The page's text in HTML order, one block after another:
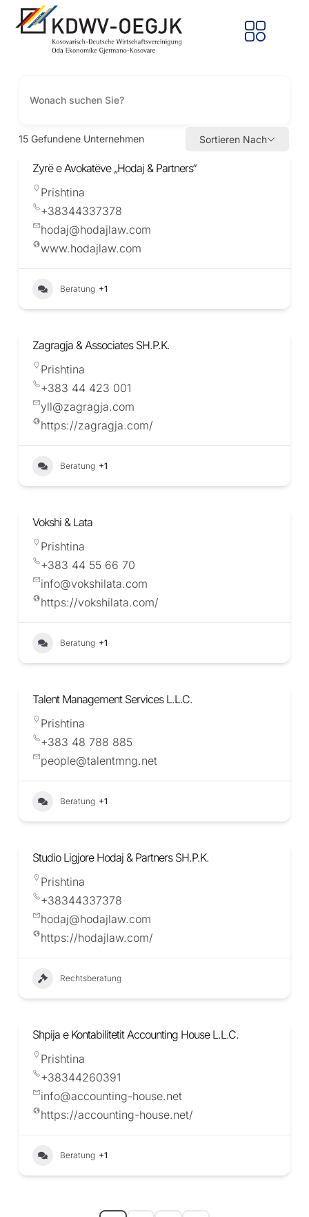
15 Gefundene Unternehmen Sortieren Nach
Zyrë e Avokatëve „Hodaj & Partners“
Prishtina
+38344337378
hodaj@hodajlaw.com
www.hodajlaw.com
Beratung +1
Zagragja & Associates SH.P.K.
Prishtina
+383 44 423 001
yll@zagragja.com
https://zagragja.com/
Beratung +1
Vokshi & Lata
Prishtina
+383 44 55 66 70
info@vokshilata.com
https://vokshilata.com/
Beratung +1
Talent Management Services L.L.C.
Prishtina
+383 48 788 885
people@talentmng.net
Beratung +1
Studio Ligjore Hodaj & Partners SH.P.K.
Prishtina
+38344337378
hodaj@hodajlaw.com
https://hodajlaw.com/
Rechtsberatung
Shpija e Kontabilitetit Accounting House L.L.C.
Prishtina
+38344260391
info@accounting-house.net
https://accounting-house.net/
Beratung +1